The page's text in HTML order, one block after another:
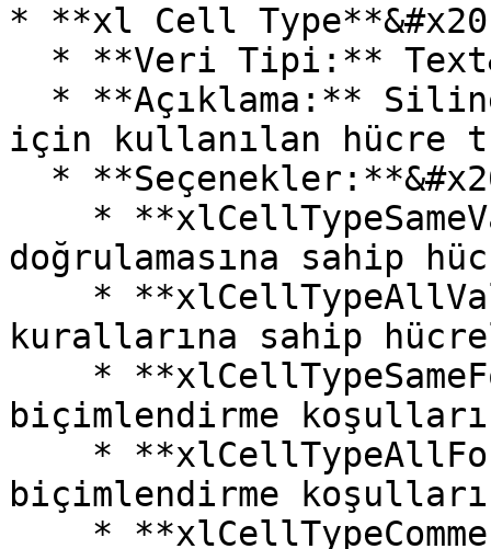
* **xl Cell
için kullanılan hücre
doğrulamasına sahip
kurallarına sahip
biçimlendirme
biçimlendirme